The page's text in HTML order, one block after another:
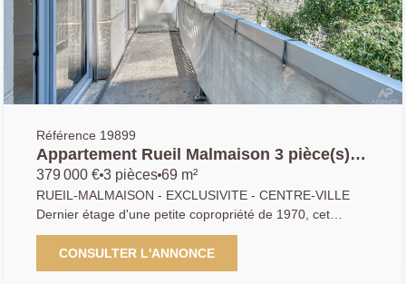
Référence 19899
Appartement Rueil Malmaison 3 pièce(s)
69.85 m²
379 000 € 3 pièces 69 m²
RUEIL-MALMAISON - EXCLUSIVITE - CENTRE-VILLE
Dernier étage d'une petite copropriété de 1970, cet
appartement traversant de 69,85 m² comprend une
entrée avec rangements (6,05 m²), un espace de vie
lumineux exposé sud de 27,31 m² ouvrant sur un large
CONSULTER L'ANNONCE